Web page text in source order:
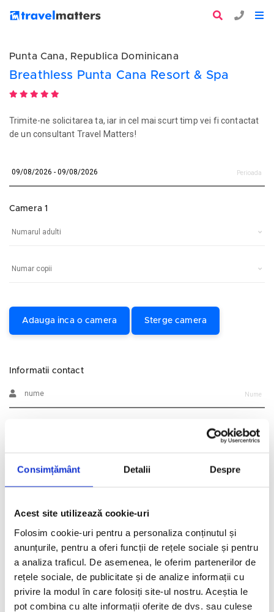
Consimțământ Detalii Despre
Acest site utilizează cookie-uri
Folosim cookie-uri pentru a personaliza conținutul și
anunțurile, pentru a oferi funcții de rețele sociale și pentru
a analiza traficul. De asemenea, le oferim partenerilor de
rețele sociale, de publicitate și de analize informații cu
privire la modul în care folosiți site-ul nostru. Aceștia le
pot combina cu alte informații oferite de dvs. sau culese
Punta Cana, Republica Dominicana
Breathless Punta Cana Resort & Spa
Trimite-ne solicitarea ta, iar in cel mai scurt timp vei fi contactat
de un consultant Travel Matters!
Perioada
Camera 1
Adauga inca o camera Sterge camera
Informatii contact
Nume
Prenume
Alte informatii